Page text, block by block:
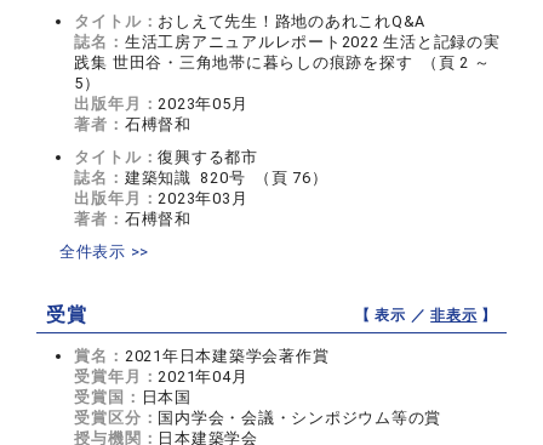
タイトル： おしえて先生！路地のあれこれQ&A
誌名： 生活工房アニュアルレポート2022 生活と記録の実
践集 世田谷・三角地帯に暮らしの痕跡を探す （頁 2 ～
5）
出版年月：2023年05月
著者： 石榑督和
タイトル：復興する都市
誌名： 建築知識 820号 （頁 76）
出版年月：2023年03月
著者： 石榑督和
全件表示 >>
受賞 【 表示 ／非表示 】
賞名： 2021年日本建築学会著作賞
受賞年月：2021年04月
受賞国： 日本国
受賞区分： 国内学会・会議・シンポジウム等の賞
授与機関： 日本建築学会